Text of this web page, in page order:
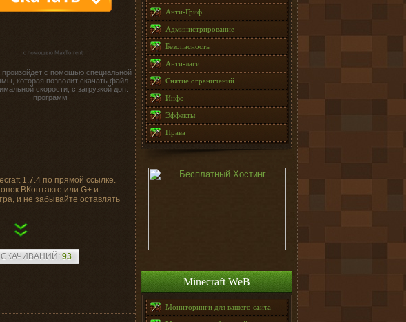
Анти-Гриф
Администрирование
Безопасность
Анти-лаги
Снятие ограничений
Инфо
Эффекты
Права
Minecraft WeB
Мониторинги для вашего сайта
произойдет с помощью специальной
которая позволит скачать файл
скорости, с загрузкой доп.
программ
1.7.4 по прямой ссылке.
ВКонтакте или G+ и
и не забывайте оставлять
CКАЧИВАНИЙ: 93